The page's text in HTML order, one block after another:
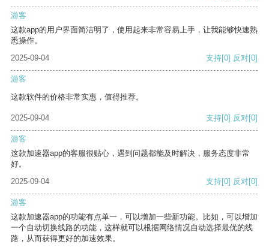
游客
这款app的用户界面简洁明了，使用起来非常容易上手，让我能够快速熟
悉操作。
2025-09-04
支持[0] 反对[0]
游客
这款软件的价格非常实惠，值得推荐。
2025-09-04 支持[0] 反对[0]
游客
这款加速器app的客服很贴心，遇到问题都能及时解决，服务态度非常
好。
2025-09-04
支持[0] 反对[0]
游客
这款加速器app的功能有点单一，可以增加一些新功能。比如，可以增加
一个自动切换线路的功能，这样就可以根据网络情况自动选择最优的线
路，从而获得更好的加速效果。